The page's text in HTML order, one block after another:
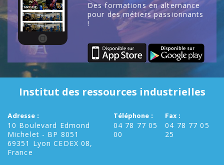
Des formations en alternance
pour des métiers passionnants
!
Institut des ressources industrielles
Adresse :
10 Boulevard Edmond
Michelet - BP 8051
69351 Lyon CEDEX 08,
France
Téléphone :
04 78 77 05
00
Fax :
04 78 77 05
25